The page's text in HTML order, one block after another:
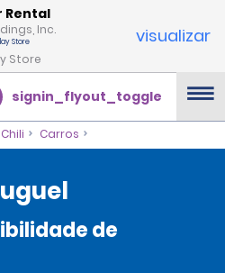
Rental
Inc.
Store
visualizar
signin_flyout_toggle
Chili Carros
de